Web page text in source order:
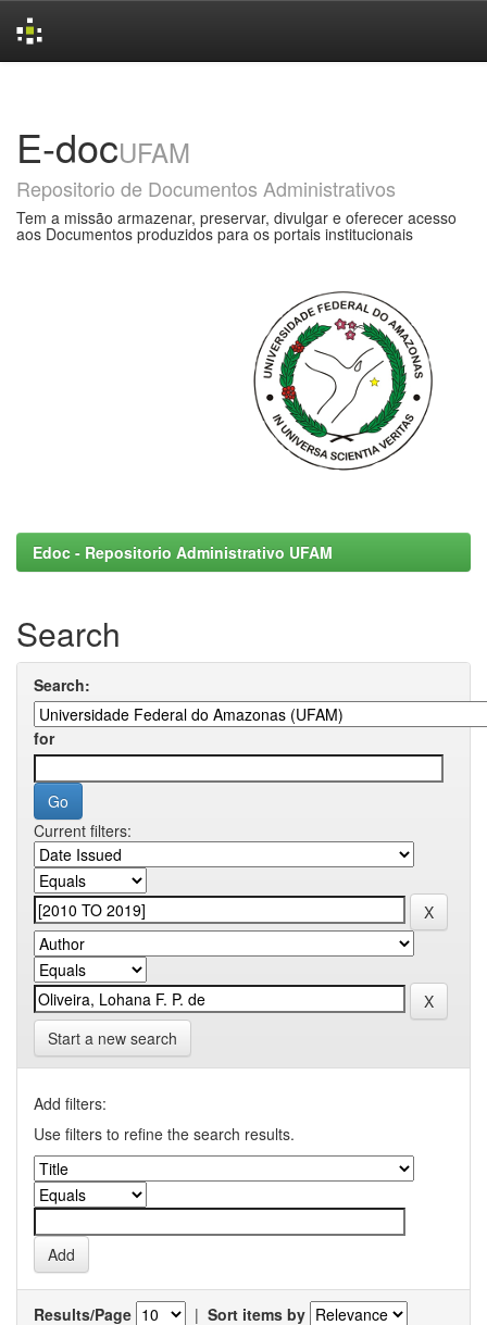
E-docUFAM
Repositorio de Documentos Administrativos
Tem a missão armazenar, preservar, divulgar e oferecer acesso
aos Documentos produzidos para os portais institucionais
Edoc - Repositorio Administrativo UFAM
Search
Search:
for
Current filters:
Start a new search
Add filters:
Use filters to refine the search results.
Results/Page | Sort items by